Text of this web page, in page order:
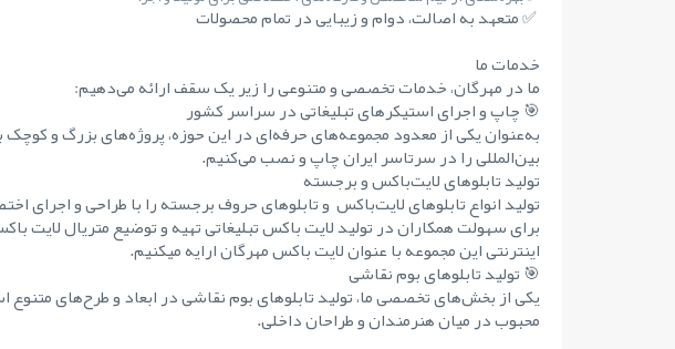
✅ متعهد به اصالت، دوام و زیبایی در تمام محصولات
خدمات ما
ما در مهرگان، خدمات تخصصی و متنوعی را زیر یک سقف ارائه می‌دهیم:
🎯 چاپ و اجرای استیکرهای تبلیغاتی در سراسر کشور
به‌عنوان یکی از معدود مجموعه‌های حرفه‌ای در این حوزه، پروژه‌های بزرگ و کوچک
بین‌المللی را در سرتاسر ایران چاپ و نصب می‌کنیم.
تولید تابلوهای لایت‌باکس و برجسته
تولید انواع تابلوهای لایت‌باکس و تابلوهای حروف برجسته را با طراحی و اجرای
برای سهولت همکاران در تولید لایت باکس تبلیغاتی تهیه و توضیع متریال لایت
اینترنتی این مجموعه با عنوان لایت باکس مهرگان ارایه میکنیم.
🎯 تولید تابلوهای بوم نقاشی
یکی از بخش‌های تخصصی ما، تولید تابلوهای بوم نقاشی در ابعاد و طرح‌های
محبوب در میان هنرمندان و طراحان داخلی.